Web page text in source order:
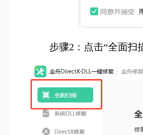
步骤2：点击“全面扫